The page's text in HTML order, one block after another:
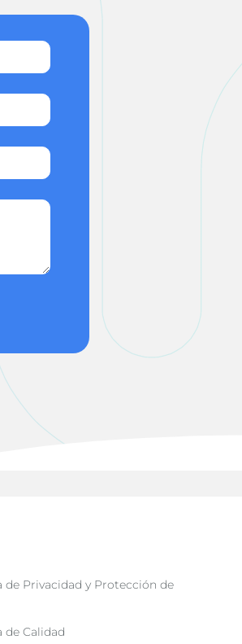
de Privacidad y Protección de
de Calidad